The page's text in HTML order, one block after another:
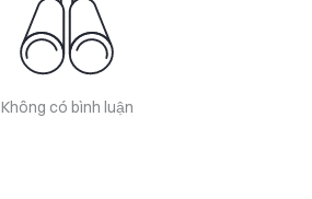
Không có bình luận